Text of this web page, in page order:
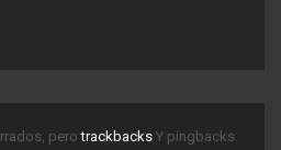
perotrackbacks Y pingbacks